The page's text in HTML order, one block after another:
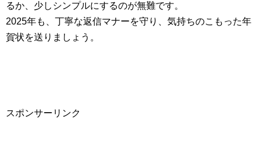
るか、少しシンプルにするのが無難です。
2025年も、丁寧な返信マナーを守り、気持ちのこもった年
賀状を送りましょう。
スポンサーリンク